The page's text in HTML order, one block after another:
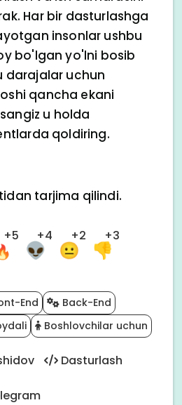
Har bir dasturlashga
insonlar ushbu
bo'lgan yo'lni bosib
darajalar uchun
qancha ekani
u holda
qoldiring.
tarjima qilindi.
+5 +4 +2 +3
End
Back-End
Boshlovchilar uchun
Dasturlash